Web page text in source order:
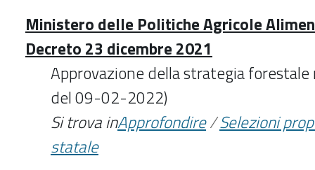
Ministero delle Politiche Agricole
Decreto 23 dicembre 2021
Approvazione della strategia forestale
del 09-02-2022)
Si trova inApprofondire/Selezioni
statale